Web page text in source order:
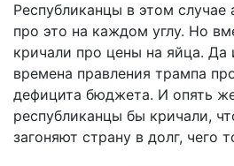
Республиканцы в этом случае
про это на каждом углу. Но
кричали про цены на яйца. Да
времена правления трампа
дефицита бюджета. И опять
республиканцы бы кричали,
загоняют страну в долг, чего